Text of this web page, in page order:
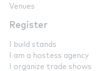
Venues
Register
I build stands
I am a hostess agency
I organize trade shows